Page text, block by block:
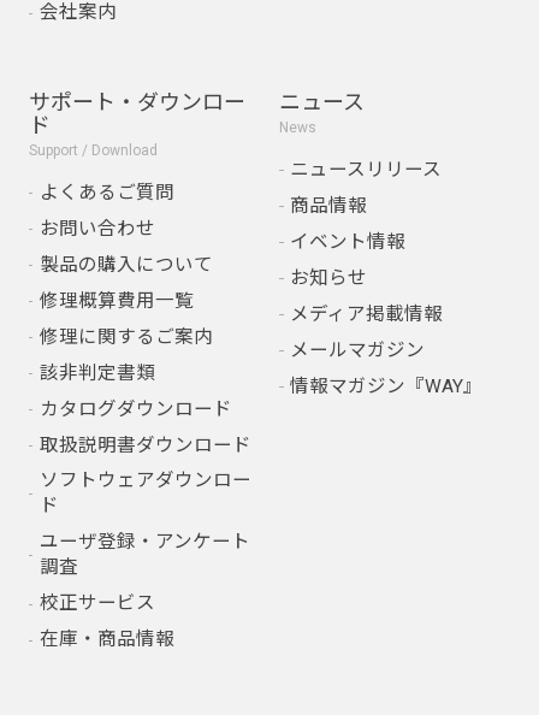
会社案内
サポート・ダウンロー
ド
Support / Download
よくあるご質問
お問い合わせ
製品の購入について
修理概算費用一覧
修理に関するご案内
該非判定書類
カタログダウンロード
取扱説明書ダウンロード
ソフトウェアダウンロー
ド
ユーザ登録・アンケート
調査
校正サービス
在庫・商品情報
ニュース
News
ニュースリリース
商品情報
イベント情報
お知らせ
メディア掲載情報
メールマガジン
情報マガジン『WAY』